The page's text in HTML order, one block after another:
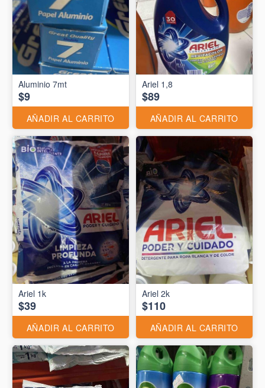
Aluminio 7mt
$9
AÑADIR AL CARRITO
Ariel 1,8
$89
AÑADIR AL CARRITO
Ariel 1k
$39
AÑADIR AL CARRITO
Ariel 2k
$110
AÑADIR AL CARRITO